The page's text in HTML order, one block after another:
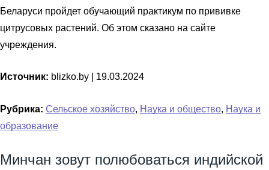
Беларуси пройдет обучающий практикум по прививке
цитрусовых растений. Об этом сказано на сайте
учреждения.
Источник: blizko.by | 19.03.2024
Рубрика: Сельское хозяйство, Наука и общество, Наука и
образование
Минчан зовут полюбоваться индийской